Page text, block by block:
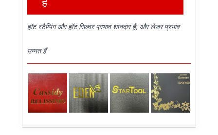
हॉट स्टैम्पिंग और हॉट सिल्वर प्रभाव शानदार हैं, और लेजर प्रभाव
उन्नत हैं